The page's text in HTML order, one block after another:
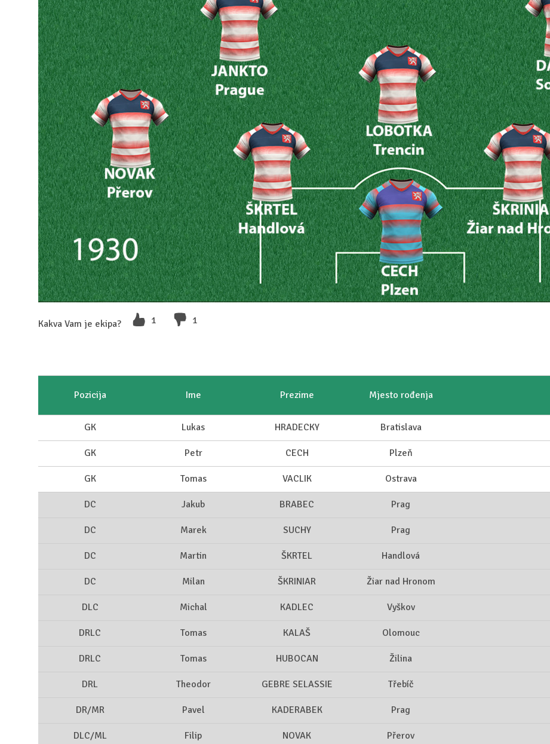
Kakva Vam je ekipa? 1 1
Pozicija Ime Prezime Mjesto rođenja
GK Lukas HRADECKY Bratislava
GK Petr CECH Plzeň
GK Tomas VACLIK Ostrava
DC Jakub BRABEC Prag
DC Marek SUCHY Prag
DC Martin ŠKRTEL Handlová
DC Milan ŠKRINIAR Žiar nad Hronom
DLC Michal KADLEC Vyškov
DRLC Tomas KALAŠ Olomouc
DRLC Tomas HUBOCAN Žilina
DRL Theodor GEBRE SELASSIE Třebíč
DR/MR Pavel KADERABEK Prag
DLC/ML Filip NOVAK Přerov